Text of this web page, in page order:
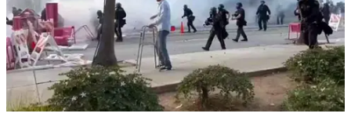
Denuncian complicidad de
políticos anticubanos con
represión en EU